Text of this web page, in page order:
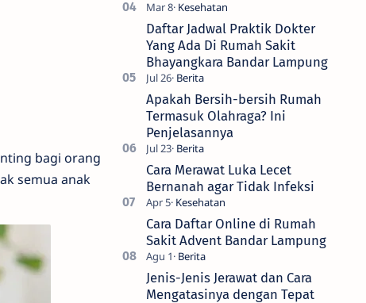
bagi orang
semua anak
Daftar Jadwal Praktik Dokter
Yang Ada Di Rumah Sakit
Bhayangkara Bandar Lampung
Apakah Bersih-bersih Rumah
Termasuk Olahraga? Ini
Penjelasannya
Cara Merawat Luka Lecet
Bernanah agar Tidak Infeksi
Cara Daftar Online di Rumah
Sakit Advent Bandar Lampung
Jenis-Jenis Jerawat dan Cara
Mengatasinya dengan Tepat